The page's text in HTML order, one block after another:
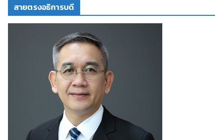
สายตรงอธิการบดี